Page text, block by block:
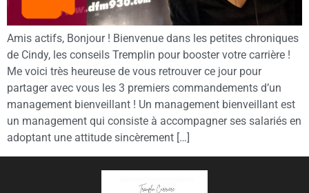
Amis actifs, Bonjour ! Bienvenue dans les petites chroniques
de Cindy, les conseils Tremplin pour booster votre carrière !
Me voici très heureuse de vous retrouver ce jour pour
partager avec vous les 3 premiers commandements d’un
management bienveillant ! Un management bienveillant est
un management qui consiste à accompagner ses salariés en
adoptant une attitude sincèrement […]